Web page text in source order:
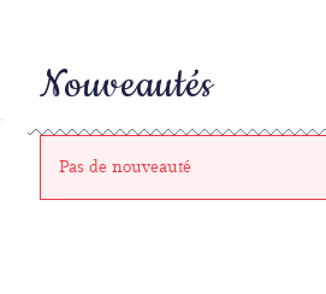
Nouveautés
Pas de nouveauté